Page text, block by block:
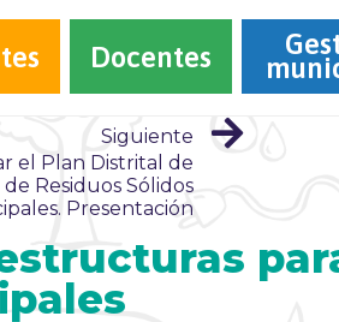
Docentes
Siguiente
el Plan Distrital de
Residuos Sólidos
Presentación